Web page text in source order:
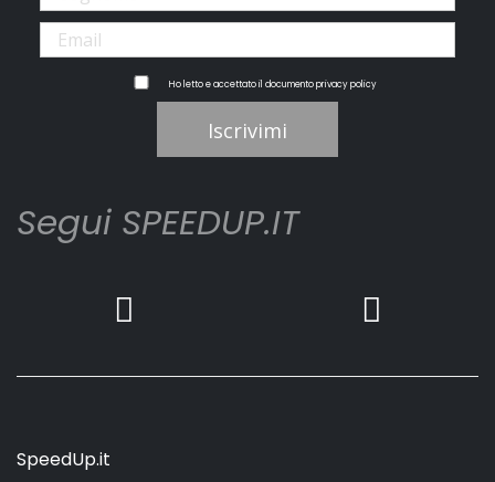
Ho letto e accettato il documentoprivacy policy
Iscrivimi
Segui SPEEDUP.IT
SpeedUp.it